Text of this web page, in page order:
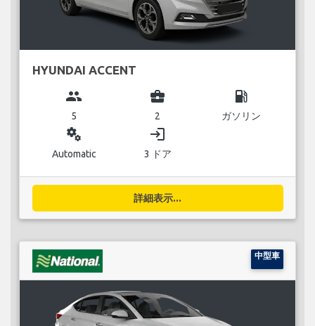
HYUNDAI ACCENT
group
5
business_center
2
local_gas_station
ガソリン
miscellaneous_services
Automatic
login
3 ドア
詳細表示...
中型車